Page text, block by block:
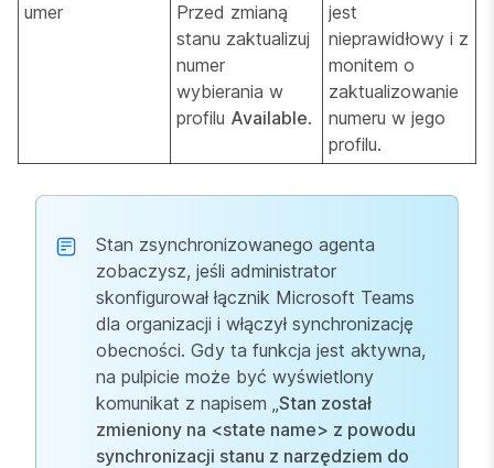
umer
Przed zmianą
stanu zaktualizuj
numer
wybierania w
profilu Available.
jest
nieprawidłowy i z
monitem o
zaktualizowanie
numeru w jego
profilu.
Stan zsynchronizowanego agenta
zobaczysz, jeśli administrator
skonfigurował łącznik Microsoft Teams
dla organizacji i włączył synchronizację
obecności. Gdy ta funkcja jest aktywna,
na pulpicie może być wyświetlony
komunikat z napisem „Stan został
zmieniony na <state name> z powodu
synchronizacji stanu z narzędziem do